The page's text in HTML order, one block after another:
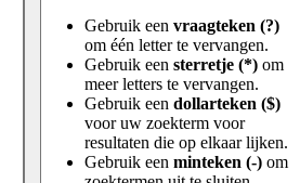
Gebruik een vraagteken (?)
om één letter te vervangen.
Gebruik een sterretje (*) om
meer letters te vervangen.
Gebruik een dollarteken ($)
voor uw zoekterm voor
resultaten die op elkaar lijken.
Gebruik een minteken (-) om